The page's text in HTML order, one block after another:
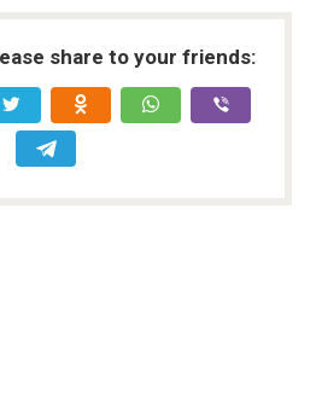
share to your friends: